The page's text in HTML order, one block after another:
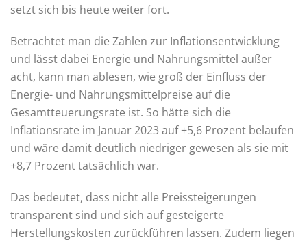
setzt sich bis heute weiter fort.
Betrachtet man die Zahlen zur Inflationsentwicklung
und lässt dabei Energie und Nahrungsmittel außer
acht, kann man ablesen, wie groß der Einfluss der
Energie- und Nahrungsmittelpreise auf die
Gesamtteuerungsrate ist. So hätte sich die
Inflationsrate im Januar 2023 auf +5,6 Prozent belaufen
und wäre damit deutlich niedriger gewesen als sie mit
+8,7 Prozent tatsächlich war.
Das bedeutet, dass nicht alle Preissteigerungen
transparent sind und sich auf gesteigerte
Herstellungskosten zurückführen lassen. Zudem liegen